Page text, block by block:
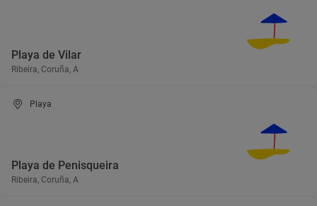
Playa de Vilar
Ribeira, Coruña, A
Playa
Playa de Penisqueira
Ribeira, Coruña, A